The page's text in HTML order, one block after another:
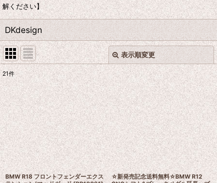
解ください】
DKdesign
表示順変更
表示数:
並び順:
絞り込む
閉じる
21件
BMW R18 フロントフェンダーエクス
☆新発売記念送料無料☆BMW R12